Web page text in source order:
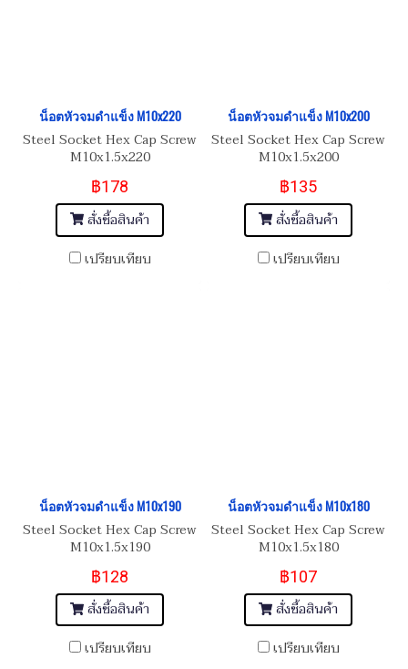
น็อตหัวจมดำแข็ง M10x220
Steel Socket Hex Cap Screw
M10x1.5x220
฿178
สั่งซื้อสินค้า
เปรียบเทียบ
น็อตหัวจมดำแข็ง M10x200
Steel Socket Hex Cap Screw
M10x1.5x200
฿135
สั่งซื้อสินค้า
เปรียบเทียบ
น็อตหัวจมดำแข็ง M10x190
Steel Socket Hex Cap Screw
M10x1.5x190
฿128
สั่งซื้อสินค้า
เปรียบเทียบ
น็อตหัวจมดำแข็ง M10x180
Steel Socket Hex Cap Screw
M10x1.5x180
฿107
สั่งซื้อสินค้า
เปรียบเทียบ